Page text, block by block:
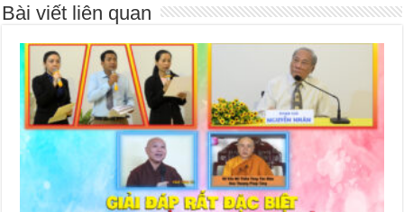
Bài viết liên quan